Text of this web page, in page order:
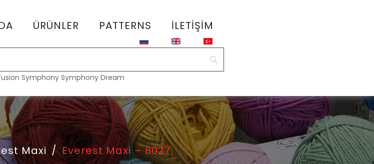
ÜRÜNLER PATTERNS İLETIŞIM
Symphony Symphony Dream
Maxi / Everest Maxi – 8027